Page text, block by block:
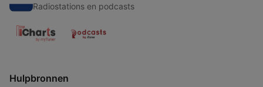
Radiostations en podcasts
Hulpbronnen